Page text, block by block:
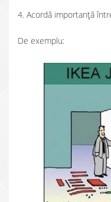
4. Acordă importanță
De exemplu: